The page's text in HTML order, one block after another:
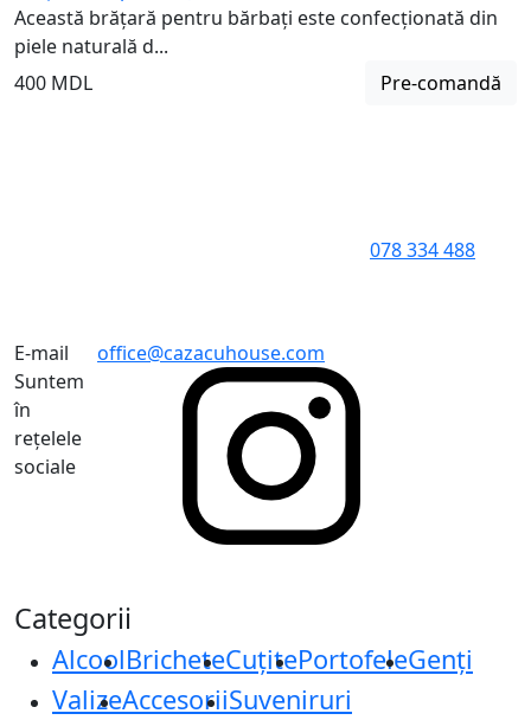
Această brățară pentru bărbați este confecționată din
piele naturală d...
400 MDL
Pre-comandă
078 334 488
E-mail
office@cazacuhouse.com
Suntem
în
rețelele
sociale
Categorii
AlcoolBricheteCuțitePortofeleGenți
ValizeAccesoriiSuveniruri